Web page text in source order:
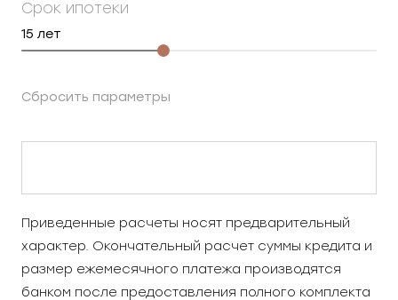
Срок ипотеки
15 лет
Сбросить параметры
Приведенные расчеты носят предварительный
характер. Окончательный расчет суммы кредита и
размер ежемесячного платежа производятся
банком после предоставления полного комплекта